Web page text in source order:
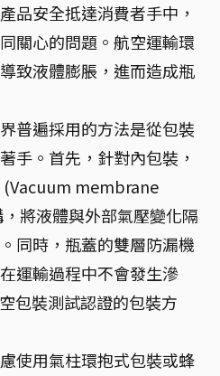
品安全抵達消費者手中，
關心的問題。航空運輸環
致液體膨脹，進而造成瓶
普遍採用的方法是從包裝
手。首先，針對內包裝，
(Vacuum membrane
將液體與外部氣壓變化隔
同時，瓶蓋的雙層防漏機
運輸過程中不會發生滲
包裝測試認證的包裝方
使用氣柱環抱式包裝或蜂